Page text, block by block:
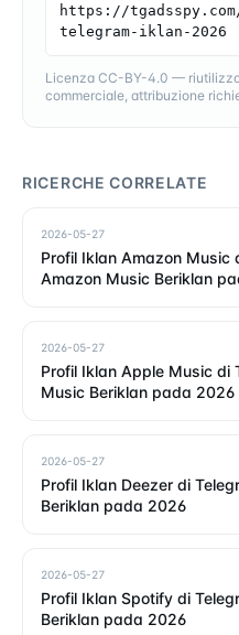
https://
telegram-iklan-2026
Licenza CC-BY-4.0 —
commerciale, attribuzione
RICERCHE CORRELATE
2026-05-27
Profil Iklan Amazon Music
Amazon Music Beriklan
2026-05-27
Profil Iklan Apple Music di
Music Beriklan pada 2026
2026-05-27
Profil Iklan Deezer di
Beriklan pada 2026
2026-05-27
Profil Iklan Spotify di
Beriklan pada 2026